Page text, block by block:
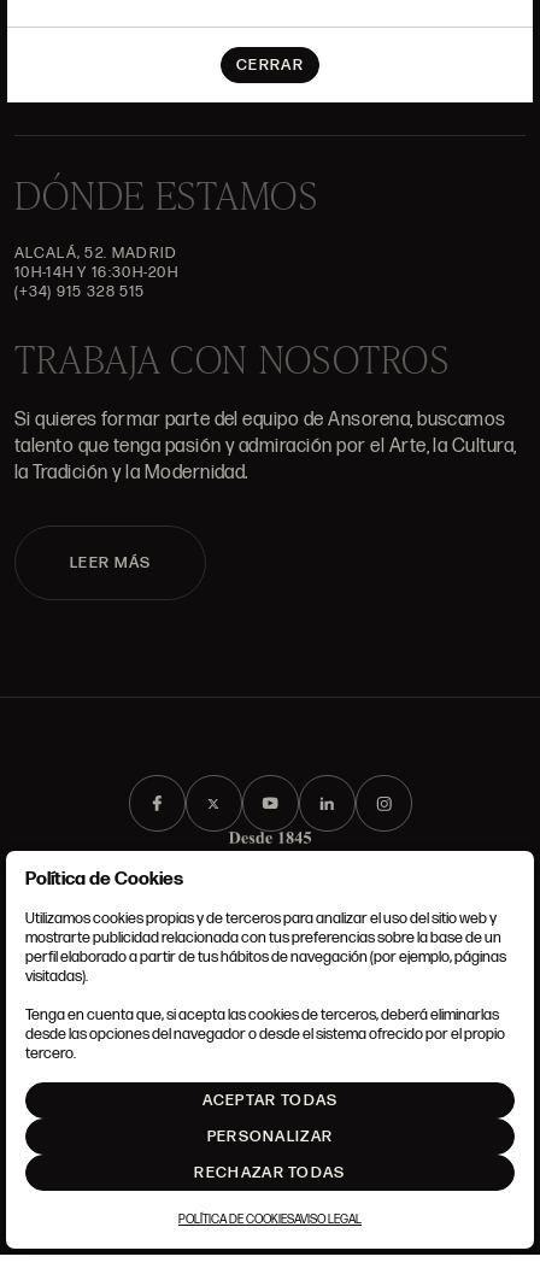
CERRAR
PREGUNTAS FRECUENTES
DÓNDE ESTAMOS
ALCALÁ, 52. MADRID
10H-14H Y 16:30H-20H
(+34) 915 328 515
TRABAJA CON NOSOTROS
Si quieres formar parte del equipo de Ansorena, buscamos
talento que tenga pasión y admiración por el Arte, la Cultura,
la Tradición y la Modernidad.
LEER MÁS
CONDICIONES GENERALES
POLÍTICA DE COOKIES
AJUSTE DE COOKIES
Política de Cookies
Utilizamos cookies propias y de terceros para analizar el uso del sitio web y
mostrarte publicidad relacionada con tus preferencias sobre la base de un
perfil elaborado a partir de tus hábitos de navegación (por ejemplo, páginas
visitadas).
Tenga en cuenta que, si acepta las cookies de terceros, deberá eliminarlas
desde las opciones del navegador o desde el sistema ofrecido por el propio
tercero.
ACEPTAR TODAS
PERSONALIZAR
RECHAZAR TODAS
POLÍTICA DE COOKIESAVISO LEGAL